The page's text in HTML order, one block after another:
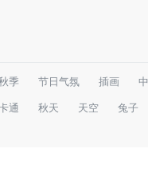
季 节日气氛 插画
通 秋天 天空 兔子